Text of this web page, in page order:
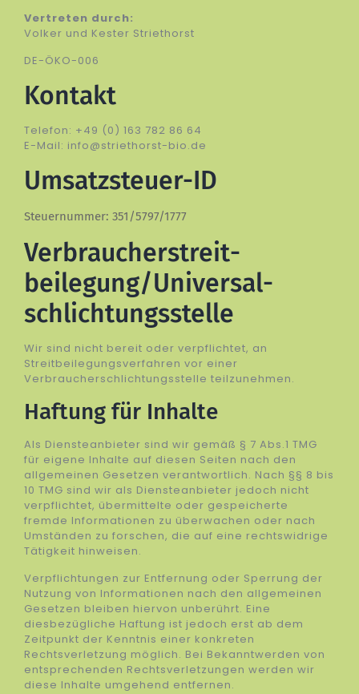
Vertreten durch:
Volker und Kester Striethorst
DE-ÖKO-006
Kontakt
Telefon: +49 (0) 163 782 86 64
E-Mail: info@striethorst-bio.de
Umsatzsteuer-ID
Steuernummer: 351/5797/1777
Verbraucher­streit­
beilegung/Universal­
schlichtungs­stelle
Wir sind nicht bereit oder verpflichtet, an
Streitbeilegungsverfahren vor einer
Verbraucherschlichtungsstelle teilzunehmen.
Haftung für Inhalte
Als Diensteanbieter sind wir gemäß § 7 Abs.1 TMG
für eigene Inhalte auf diesen Seiten nach den
allgemeinen Gesetzen verantwortlich. Nach §§ 8 bis
10 TMG sind wir als Diensteanbieter jedoch nicht
verpflichtet, übermittelte oder gespeicherte
fremde Informationen zu überwachen oder nach
Umständen zu forschen, die auf eine rechtswidrige
Tätigkeit hinweisen.
Verpflichtungen zur Entfernung oder Sperrung der
Nutzung von Informationen nach den allgemeinen
Gesetzen bleiben hiervon unberührt. Eine
diesbezügliche Haftung ist jedoch erst ab dem
Zeitpunkt der Kenntnis einer konkreten
Rechtsverletzung möglich. Bei Bekanntwerden von
entsprechenden Rechtsverletzungen werden wir
diese Inhalte umgehend entfernen.